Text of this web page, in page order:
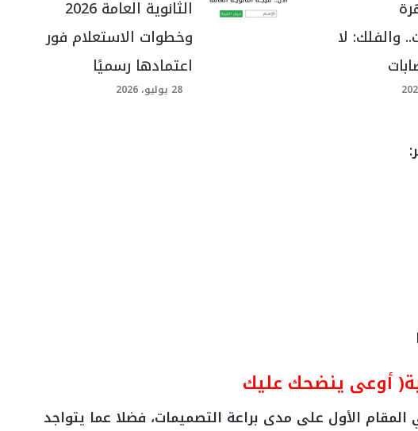
والفلك: لا
الثانوية العامة 2026
وخطوات الاستعلام فور
اعتمادها رسميًا
28 يوليو، 2026
أوعى ينضحك عليك
الأول على مدى براعة التصميمات، فضلا عما يتواجد